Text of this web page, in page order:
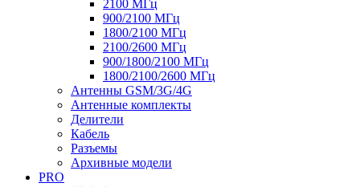
2100 МГц
900/2100 МГц
1800/2100 МГц
2100/2600 МГц
900/1800/2100 МГц
1800/2100/2600 МГц
Антенны GSM/3G/4G
Антенные комплекты
Делители
Кабель
Разъемы
Архивные модели
PRO